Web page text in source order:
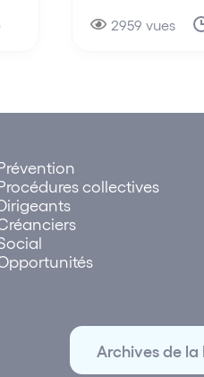
2959 vues
collectives
Archives de